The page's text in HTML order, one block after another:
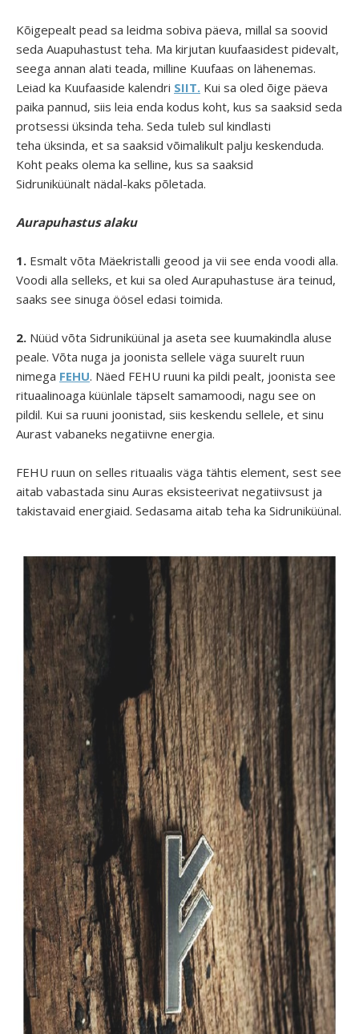
Kõigepealt pead sa leidma sobiva päeva, millal sa soovid
seda Auapuhastust teha. Ma kirjutan kuufaasidest pidevalt,
seega annan alati teada, milline Kuufaas on lähenemas.
Leiad ka Kuufaaside kalendri SIIT. Kui sa oled õige päeva
paika pannud, siis leia enda kodus koht, kus sa saaksid seda
protsessi üksinda teha. Seda tuleb sul kindlasti
teha üksinda, et sa saaksid võimalikult palju keskenduda.
Koht peaks olema ka selline, kus sa saaksid
Sidruniküünalt nädal-kaks põletada.
Aurapuhastus alaku
1. Esmalt võta Mäekristalli geood ja vii see enda voodi alla.
Voodi alla selleks, et kui sa oled Aurapuhastuse ära teinud,
saaks see sinuga öösel edasi toimida.
2. Nüüd võta Sidruniküünal ja aseta see kuumakindla aluse
peale. Võta nuga ja joonista sellele väga suurelt ruun
nimega FEHU. Näed FEHU ruuni ka pildi pealt, joonista see
rituaalinoaga küünlale täpselt samamoodi, nagu see on
pildil. Kui sa ruuni joonistad, siis keskendu sellele, et sinu
Aurast vabaneks negatiivne energia.
FEHU ruun on selles rituaalis väga tähtis element, sest see
aitab vabastada sinu Auras eksisteerivat negatiivsust ja
takistavaid energiaid. Sedasama aitab teha ka Sidruniküünal.